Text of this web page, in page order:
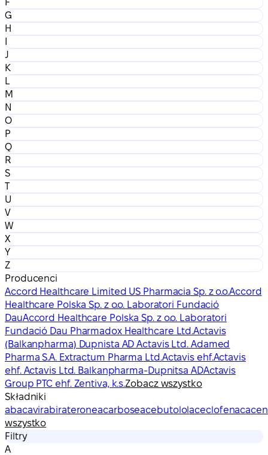
G
H
I
J
K
L
M
N
O
P
Q
R
S
T
U
V
W
X
Y
Z
Producenci
Accord Healthcare Limited US Pharmacia Sp. z o.o.Accord
Healthcare Polska Sp. z o.o. Laboratori Fundació
DauAccord Healthcare Polska Sp. z o.o. Laboratori
Fundació Dau Pharmadox Healthcare Ltd.Actavis
(Balkanpharma) Dupnista AD Actavis Ltd. Adamed
Pharma S.A. Extractum Pharma Ltd.Actavis ehf.Actavis
ehf. Actavis Ltd. Balkanpharma-Dupnitsa ADActavis
Group PTC ehf. Zentiva, k.s.Zobacz wszystko
Składniki
abacavirabirateroneacarboseacebutololaceclofenac
wszystko
Filtry
A